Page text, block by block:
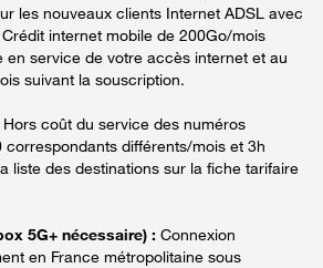
les nouveaux clients Internet ADSL avec
internet mobile de 200Go/mois
en service de votre accès internet et au
suivant la souscription.
Hors coût du service des numéros
correspondants différents/mois et 3h
liste des destinations sur la fiche tarifaire
5G+ nécessaire) : Connexion
en France métropolitaine sous